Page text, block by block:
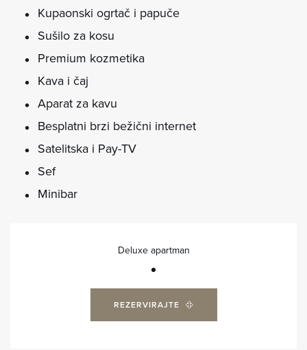
Kupaonski ogrtač i papuče
Sušilo za kosu
Premium kozmetika
Kava i čaj
Aparat za kavu
Besplatni brzi bežični internet
Satelitska i Pay-TV
Sef
Minibar
Deluxe apartman
REZERVIRAJTE